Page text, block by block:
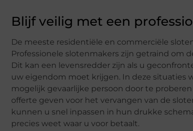
Blijf veilig met een
De meeste residentiële en commerciële
Professionele slotenmakers zijn getraind om
Dit kan een levensredder zijn als u
uw eigendom moet krijgen. In deze situaties
mogelijk gevaarlijke persoon door te
offerte geven voor het vervangen van de
kunnen u snel inpassen in hun drukke
precies weet waar u voor betaalt.